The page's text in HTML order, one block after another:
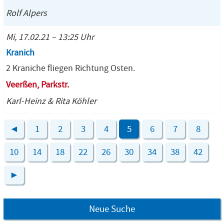
Rolf Alpers
Mi, 17.02.21 – 13:25 Uhr
Kranich
2 Kraniche fliegen Richtung Osten.
Veerßen, Parkstr.
Karl-Heinz & Rita Köhler
◄ 1 2 3 4 5 6 7 8
10 14 18 22 26 30 34 38 42
►
Neue Suche